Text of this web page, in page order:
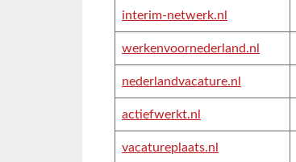
interim-netwerk.nl
werkenvoornederland.nl
nederlandvacature.nl
actiefwerkt.nl
vacatureplaats.nl